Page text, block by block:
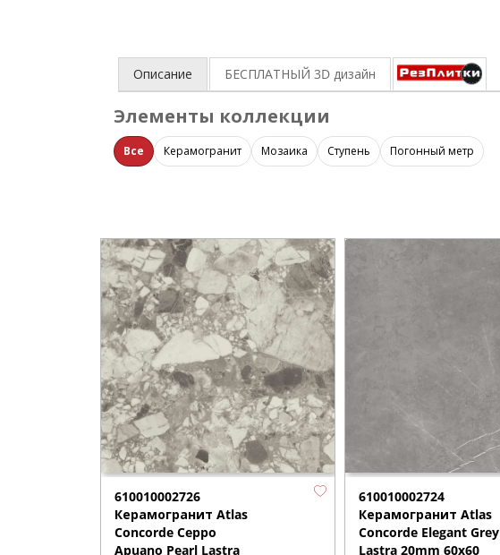
Описание БЕСПЛАТНЫЙ 3D дизайн
Элементы коллекции
Все Керамогранит Мозаика Ступень Погонный метр
610010002726
Керамогранит Atlas
Concorde Ceppo
Apuano Pearl Lastra
610010002724
Керамогранит Atlas
Concorde Elegant Grey
Lastra 20mm 60x60